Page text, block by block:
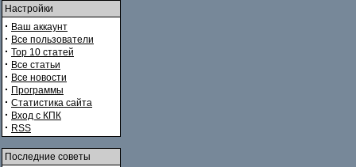
Настройки
· Ваш аккаунт
· Все пользователи
· Top 10 статей
· Все статьи
· Все новости
· Программы
· Статистика сайта
· Вход с КПК
· RSS
Последние советы